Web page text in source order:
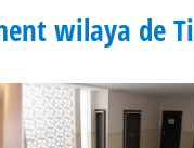
wilaya de